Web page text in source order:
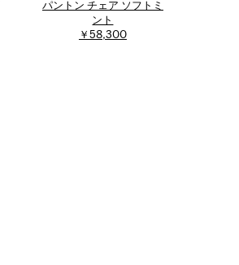
パントン チェア ソフトミ
ント
￥58,300